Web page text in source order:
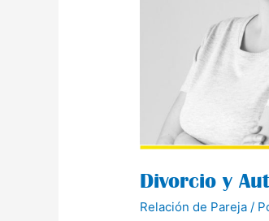
Divorcio y
Relación de Pareja /